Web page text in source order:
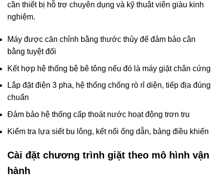
cần thiết bị hỗ trợ chuyên dụng và kỹ thuật viên giàu kinh
nghiệm.
Máy được căn chỉnh bằng thước thủy để đảm bảo cân
bằng tuyệt đối
Kết hợp hệ thống bệ bê tông nếu đó là máy giặt chân cứng
Lắp đặt điện 3 pha, hệ thống chống rò rỉ diện, tiếp địa đúng
chuẩn
Đảm bảo hệ thống cấp thoát nước hoạt động trơn tru
Kiểm tra lựa siết bu lông, kết nối ống dẫn, bảng điều khiển
Cài đặt chương trình giặt theo mô hình vận
hành